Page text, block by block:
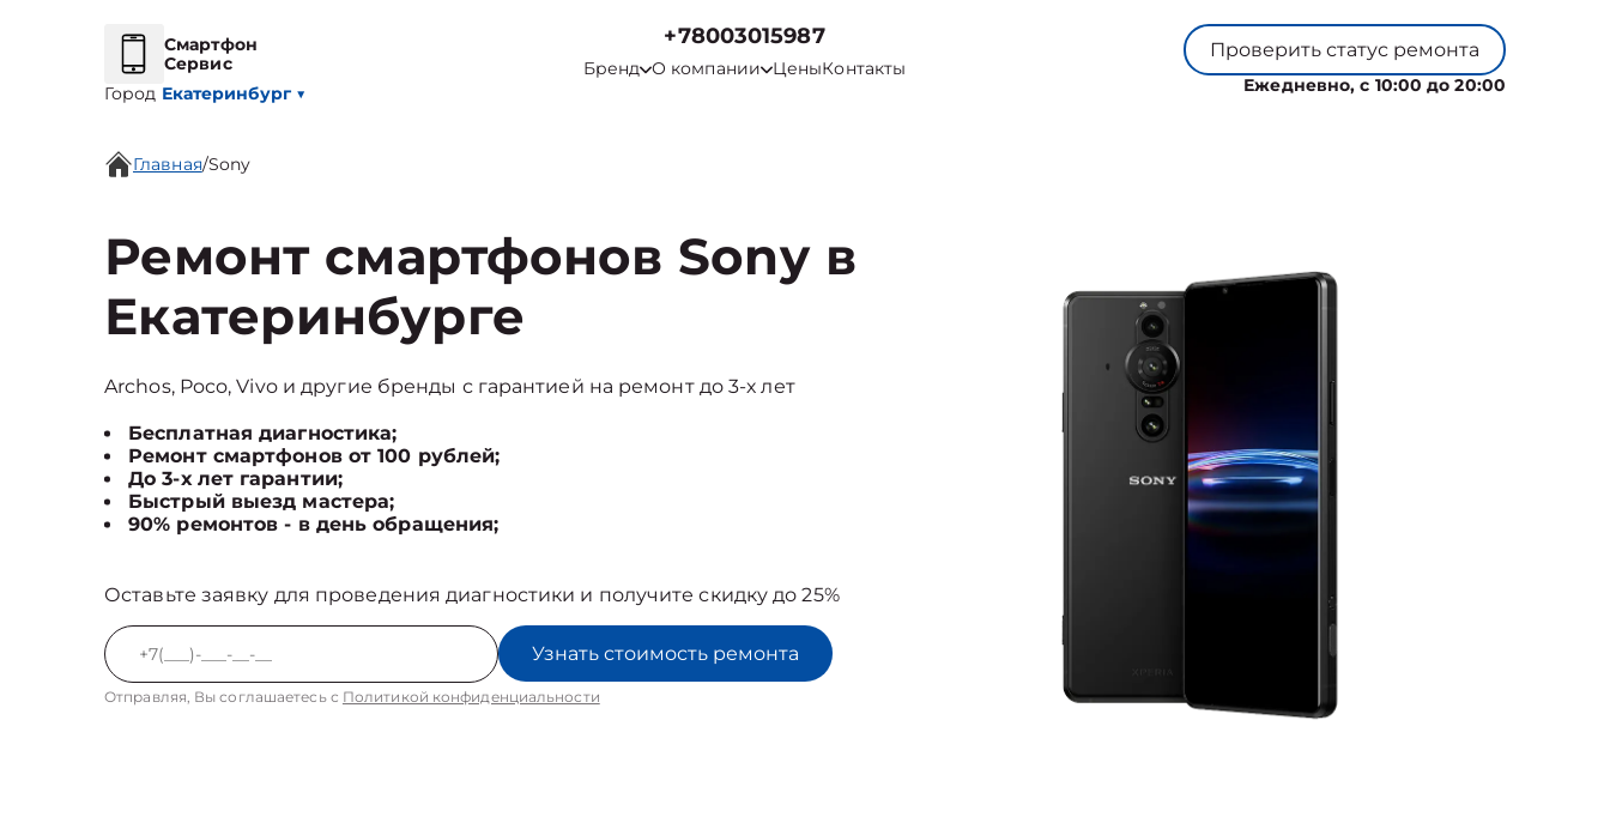
Смартфон
Сервис
Город Екатеринбург ▼
+78003015987
Бренд О компании ЦеныКонтакты
Проверить статус ремонта
Ежедневно, с 10:00 до 20:00
Главная/Sony
Ремонт смартфонов Sony в
Екатеринбурге
Archos, Poco, Vivo и другие бренды с гарантией на ремонт до 3-х лет
Бесплатная диагностика;
Ремонт смартфонов от 100 рублей;
До 3-х лет гарантии;
Быстрый выезд мастера;
90% ремонтов - в день обращения;
Оставьте заявку для проведения диагностики и получите скидку до 25%
Узнать стоимость ремонта
Отправляя, Вы соглашаетесь с Политикой конфиденциальности